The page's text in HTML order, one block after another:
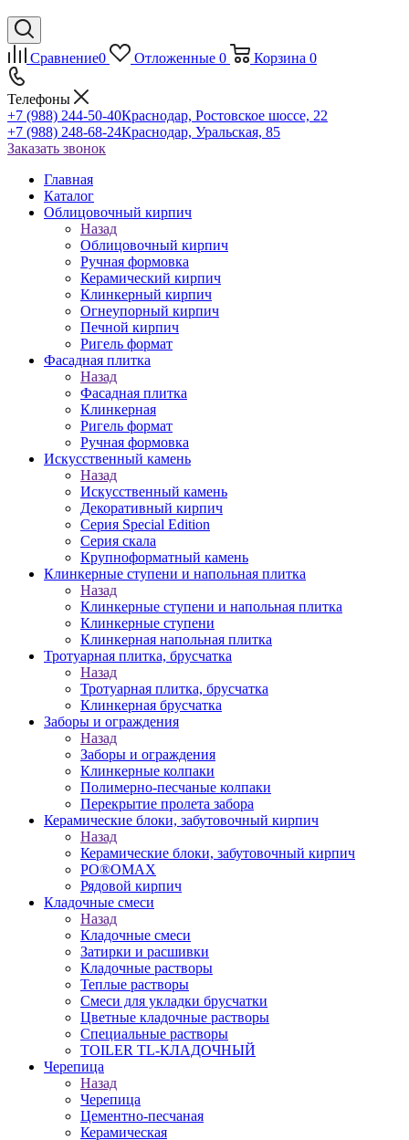
Сравнение0 Отложенные 0 Корзина 0
Телефоны
+7 (988) 244-50-40Краснодар, Ростовское шоссе, 22
+7 (988) 248-68-24Краснодар, Уральская, 85
Заказать звонок
Главная
Каталог
Облицовочный кирпич
Назад
Облицовочный кирпич
Ручная формовка
Керамический кирпич
Клинкерный кирпич
Огнеупорный кирпич
Печной кирпич
Ригель формат
Фасадная плитка
Назад
Фасадная плитка
Клинкерная
Ригель формат
Ручная формовка
Искусственный камень
Назад
Искусственный камень
Декоративный кирпич
Серия Special Edition
Серия скала
Крупноформатный камень
Клинкерные ступени и напольная плитка
Назад
Клинкерные ступени и напольная плитка
Клинкерные ступени
Клинкерная напольная плитка
Тротуарная плитка, брусчатка
Назад
Тротуарная плитка, брусчатка
Клинкерная брусчатка
Заборы и ограждения
Назад
Заборы и ограждения
Клинкерные колпаки
Полимерно-песчаные колпаки
Перекрытие пролета забора
Керамические блоки, забутовочный кирпич
Назад
Керамические блоки, забутовочный кирпич
PO®OMAX
Рядовой кирпич
Кладочные смеси
Назад
Кладочные смеси
Затирки и расшивки
Кладочные растворы
Теплые растворы
Смеси для укладки брусчатки
Цветные кладочные растворы
Специальные растворы
TOILER TL-КЛАДОЧНЫЙ
Черепица
Назад
Черепица
Цементно-песчаная
Керамическая